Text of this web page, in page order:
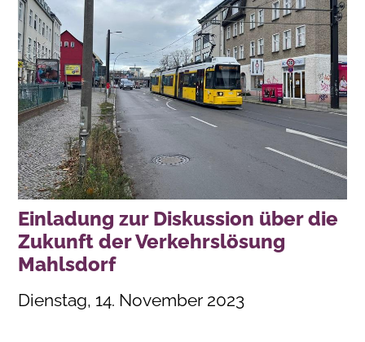
Einladung zur Diskussion über die
Zukunft der Verkehrslösung
Mahlsdorf
Dienstag, 14. November 2023